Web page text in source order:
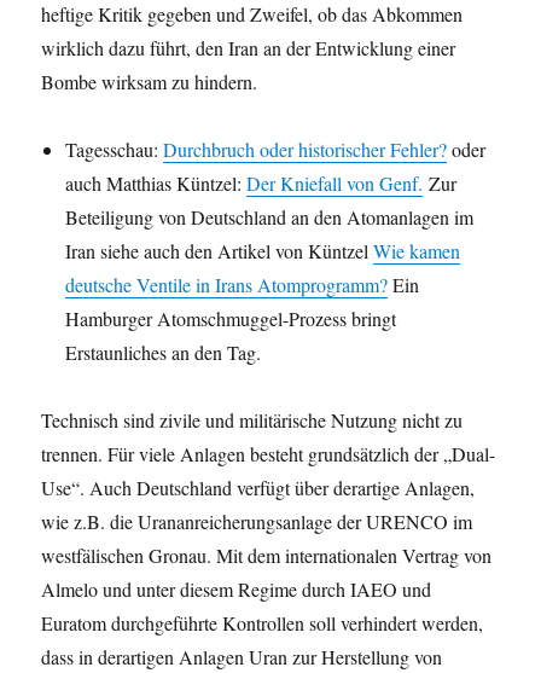
heftige Kritik gegeben und Zweifel, ob das Abkommen
wirklich dazu führt, den Iran an der Entwicklung einer
Bombe wirksam zu hindern.
Tagesschau:Durchbruch oder historischer Fehler?oder
auch Matthias Küntzel:Der Kniefall von Genf. Zur
Beteiligung von Deutschland an den Atomanlagen im
Iran siehe auch den Artikel von KüntzelWie kamen
deutsche Ventile in Irans Atomprogramm?Ein
Hamburger Atomschmuggel-Prozess bringt
Erstaunliches an den Tag.
Technisch sind zivile und militärische Nutzung nicht zu
trennen. Für viele Anlagen besteht grundsätzlich der „Dual-
Use“. Auch Deutschland verfügt über derartige Anlagen,
wie z.B. die Urananreicherungsanlage der URENCO im
westfälischen Gronau. Mit dem internationalen Vertrag von
Almelo und unter diesem Regime durch IAEO und
Euratom durchgeführte Kontrollen soll verhindert werden,
dass in derartigen Anlagen Uran zur Herstellung von